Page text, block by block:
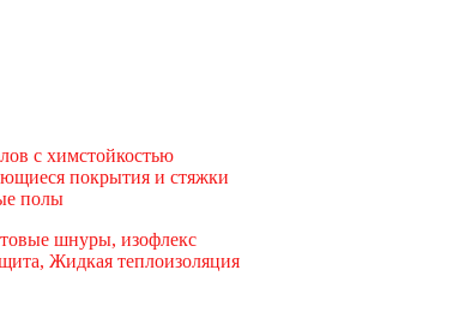
с химстойкостью
покрытия и стяжки
полы
шнуры, изофлекс
Жидкая теплоизоляция